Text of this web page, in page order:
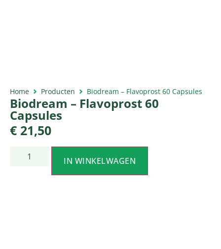
Home Producten Biodream – Flavoprost 60 Capsules
Biodream – Flavoprost 60
Capsules
€ 21,50
IN WINKELWAGEN